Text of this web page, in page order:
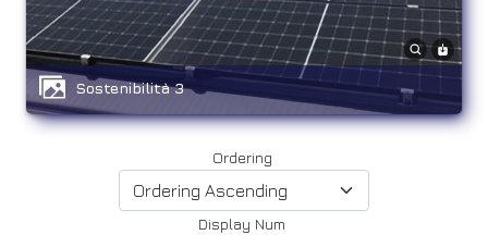
Sostenibilità 3
Ordering
Display Num